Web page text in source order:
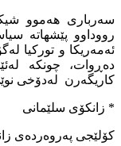
سەرباری هەموو
رووداوو پێشهاتە
ئەمەریكا و توركیا
دەڕوات، چونكە
كاریگەرن لەدۆخی
* زانكۆی سلێمانی
كۆلێجی پەروەردەی